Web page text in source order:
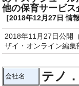
他の保育サービス
［2018年12月27日 情
2018年11月27日公開
ザイ・オンライン編集
会社名 テノ